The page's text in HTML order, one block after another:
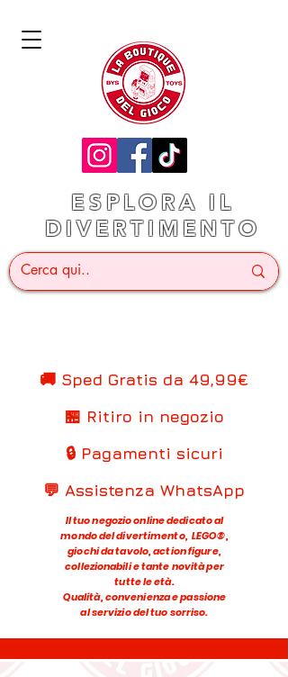
ESPLORA IL
DIVERTIMENTO
🚚 Sped Gratis da 49,99€
🏪 Ritiro in negozio
🔒 Pagamenti sicuri
💬 Assistenza WhatsApp
Il tuo negozio online dedicato al
mondo del divertimento, LEGO®,
giochi da tavolo, action figure,
collezionabili e tante novità per
tutte le età.
Qualità, convenienza e passione
al servizio del tuo sorriso.